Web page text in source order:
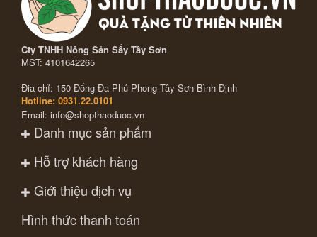
Cty TNHH Nông Sản Sấy Tây Sơn
MST: 4101642265
Đia chỉ: 150 Đống Đa Phú Phong Tây Sơn Bình Định
Hotline: 0931.22.0101
Email: info@shopthaoduoc.vn
Danh mục sản phẩm
Hỗ trợ khách hàng
Giới thiệu dịch vụ
Hình thức thanh toán